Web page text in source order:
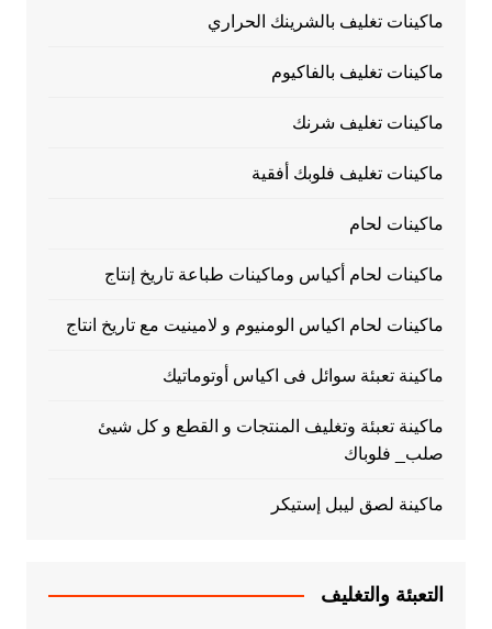
ماكينات تغليف بالشرينك الحراري
ماكينات تغليف بالفاكيوم
ماكينات تغليف شرنك
ماكينات تغليف فلوبك أفقية
ماكينات لحام
ماكينات لحام أكياس وماكينات طباعة تاريخ إنتاج
ماكينات لحام اكياس الومنيوم و لامينيت مع تاريخ انتاج
ماكينة تعبئة سوائل فى اكياس أوتوماتيك
ماكينة تعبئة وتغليف المنتجات و القطع و كل شيئ
صلب_ فلوباك
ماكينة لصق ليبل إستيكر
التعبئة والتغليف